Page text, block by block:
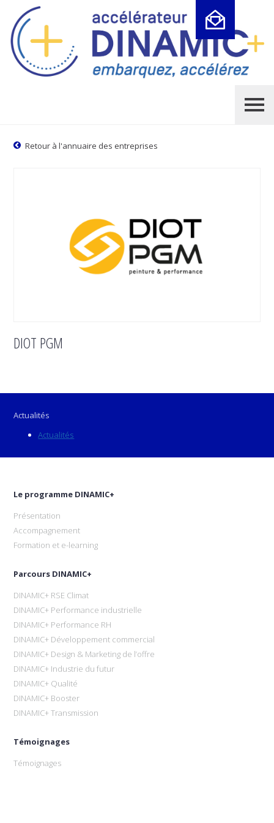
Retour à l'annuaire des entreprises
DIOT PGM
Actualités
Actualités
Le programme DINAMIC+
Présentation
Accompagnement
Formation et e-learning
Parcours DINAMIC+
DINAMIC+ RSE Climat
DINAMIC+ Performance industrielle
DINAMIC+ Performance RH
DINAMIC+ Développement commercial
DINAMIC+ Design & Marketing de l’offre
DINAMIC+ Industrie du futur
DINAMIC+ Qualité
DINAMIC+ Booster
DINAMIC+ Transmission
Témoignages
Témoignages
Cookies management panel